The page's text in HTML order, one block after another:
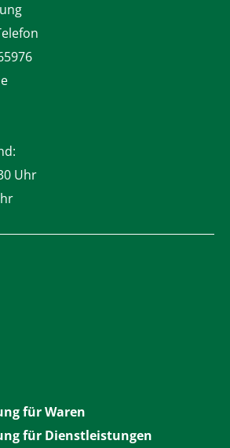
Uhr
für Waren
für Dienstleistungen